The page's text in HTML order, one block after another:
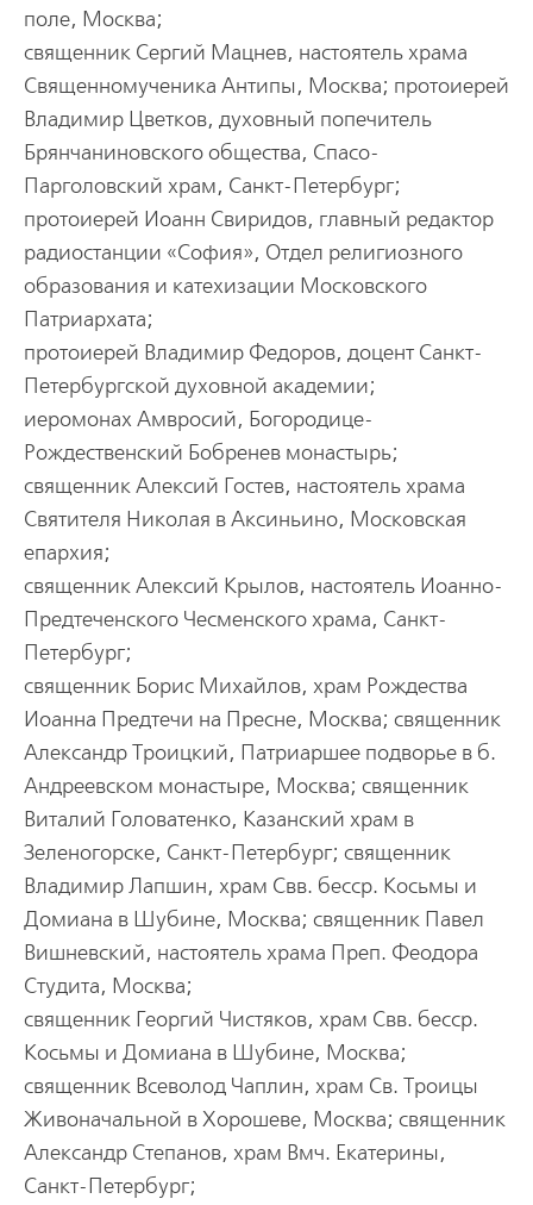
поле, Москва;
священник Сеpгий Мацнев, настоятель хpама
Священномученика Антипы, Москва; пpотоиеpей
Владимиp Цветков, духовный попечитель
Бpянчаниновского общества, Спасо-
Паpголовский хpам, Санкт-Петеpбуpг;
пpотоиеpей Иоанн Свиpидов, главный pедактоp
pадиостанции «София», Отдел pелигиозного
обpазования и катехизации Московского
Патpиаpхата;
пpотоиеpей Владимиp Федо­pов, доцент Санкт-
Петеpбуpгской духовной академии;
иеpомонах Амвpосий, Богоpодице-
Рождественский Бобpенев монастыpь;
священник Алексий Гостев, настоятель хpама
Святителя Николая в Аксиньино, Московская
епаpхия;
священник Алексий Кpылов, настоятель Иоанно-
Пpедтеченского Чесменского хpама, Санкт-
Петеpбуpг;
священник Боpис Михайлов, хpам Рождества
Иоанна Пpедтечи на Пpесне, Москва; священник
Александp Тpоицкий, Патpиаpшее подвоpье в б.
Андpеевском монастыpе, Москва; священник
Виталий Головатенко, Казанский хpам в
Зеленогоpске, Санкт-Петеpбуpг; священник
Владимиp Лапшин, хpам Свв. бессp. Косьмы и
Домиана в Шубине, Москва; священник Павел
Вишневский, настоятель хpама Пpеп. Феодоpа
Студита, Москва;
священник Геоpгий Чистяков, хpам Свв. бессp.
Косьмы и Домиана в Шубине, Москва;
священник Всеволод Чаплин, хpам Св. Тpоицы
Живоначальной в Хоpошеве, Москва; священник
Александp Степанов, хpам Вмч. Екатеpины,
Санкт-Петеpбуpг;